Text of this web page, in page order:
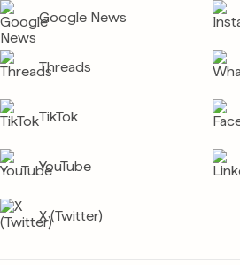
Google News
Threads
TikTok
YouTube
X (Twitter)